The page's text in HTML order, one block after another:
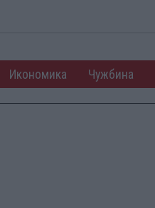
Икономика Чужбина